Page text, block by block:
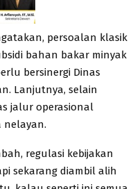
persoalan klasik
bahan bakar minyak
bersinergi Dinas
Lanjutnya, selain
jalur operasional
nelayan.
regulasi kebijakan
sekarang diambil alih